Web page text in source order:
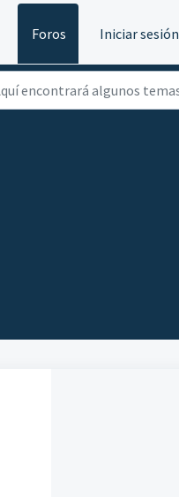
Foros Iniciar sesión